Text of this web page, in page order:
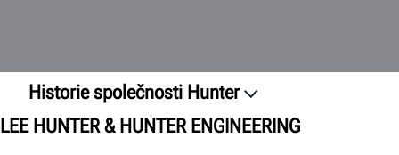
Historie společnosti Hunter
30. léta 20. století
LEE HUNTER & HUNTER ENGINEERING